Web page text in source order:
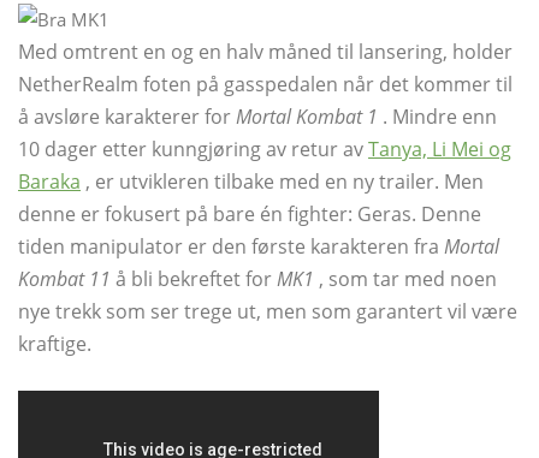
Med omtrent en og en halv måned til lansering, holder
NetherRealm foten på gasspedalen når det kommer til
å avsløre karakterer forMortal Kombat 1 . Mindre enn
10 dager etter kunngjøring av retur avTanya, Li Mei og
Baraka , er utvikleren tilbake med en ny trailer. Men
denne er fokusert på bare én fighter: Geras. Denne
tiden manipulator er den første karakteren fra Mortal
Kombat 11 å bli bekreftet forMK1 , som tar med noen
nye trekk som ser trege ut, men som garantert vil være
kraftige.